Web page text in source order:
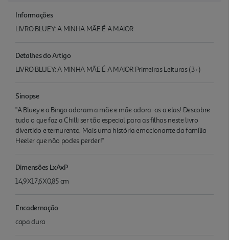
Informações
LIVRO BLUEY: A MINHA MÃE É A MAIOR
Detalhes do Artigo
LIVRO BLUEY: A MINHA MÃE É A MAIOR Primeiras Leituras (3+)
Sinopse
"A Bluey e a Bingo adoram a mãe e mãe adora-as a elas! Descobre
tudo o que faz a Chilli ser tão especial para as filhas neste livro
divertido e ternurento. Mais uma história emocionante da família
Heeler que não podes perder!"
Dimensões LxAxP
14,9X17,6X0,85 cm
Encadernação
capa dura